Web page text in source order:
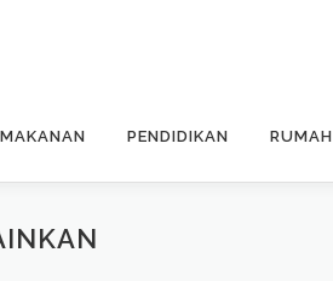
MAKANAN PENDIDIKAN RUMAH